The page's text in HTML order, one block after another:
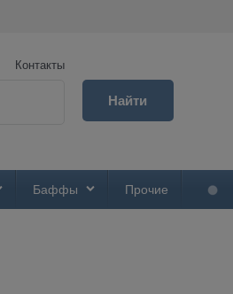
Контакты
Найти
Баффы Прочие